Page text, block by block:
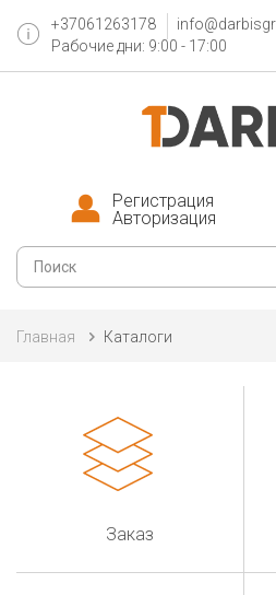
+37061263178
Рабочие дни: 9:00 - 17:00
Регистрация
Авторизация
Главная Каталоги
Заказ